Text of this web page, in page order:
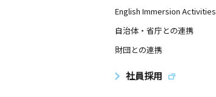
English Immersion Activities
自治体・省庁との連携
財団との連携
社員採用